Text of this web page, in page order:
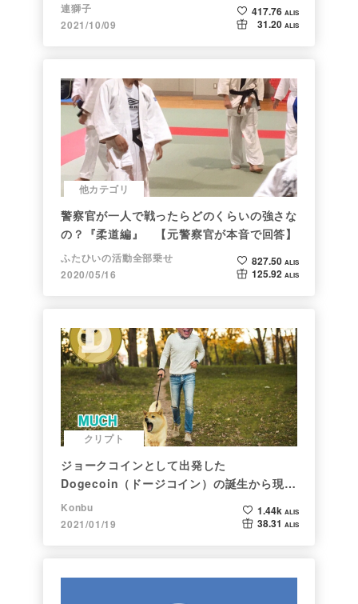
連獅子
2021/10/09
417.76 ALIS
31.20 ALIS
他カテゴリ
警察官が一人で戦ったらどのくらいの強さな
の？『柔道編』 【元警察官が本音で回答】
ふたひいの活動全部乗せ
2020/05/16
827.50 ALIS
125.92 ALIS
クリプト
ジョークコインとして出発した
Dogecoin（ドージコイン）の誕生から現在
まで。注目される非証券性🐶
Konbu
2021/01/19
1.44k ALIS
38.31 ALIS